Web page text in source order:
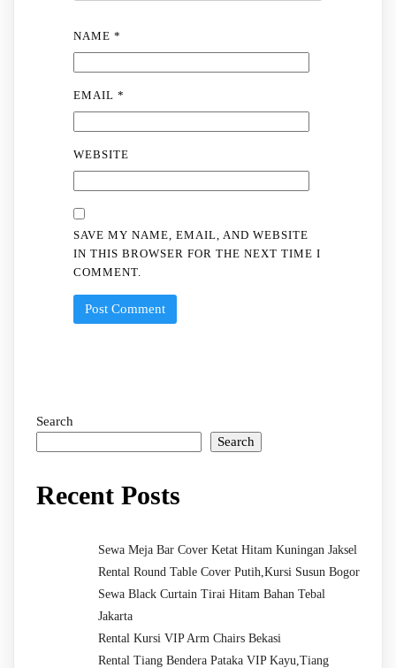
NAME *
EMAIL *
WEBSITE
SAVE MY NAME, EMAIL, AND WEBSITE
IN THIS BROWSER FOR THE NEXT TIME I
COMMENT.
Search
Search
Recent Posts
Sewa Meja Bar Cover Ketat Hitam Kuningan Jaksel
Rental Round Table Cover Putih,Kursi Susun Bogor
Sewa Black Curtain Tirai Hitam Bahan Tebal
Jakarta
Rental Kursi VIP Arm Chairs Bekasi
Rental Tiang Bendera Pataka VIP Kayu,Tiang